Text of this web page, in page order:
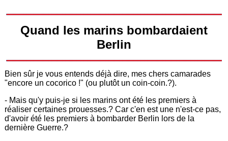
Quand les marins bombardaient
Berlin
Bien sûr je vous entends déjà dire, mes chers camarades
"encore un cocorico !" (ou plutôt un coin-coin.?).
- Mais qu'y puis-je si les marins ont été les premiers à
réaliser certaines prouesses.? Car c'en est une n'est-ce pas,
d'avoir été les premiers à bombarder Berlin lors de la
dernière Guerre.?